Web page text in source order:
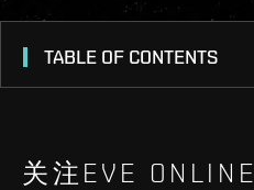
TABLE OF CONTENTS
关注EVE ONLINE